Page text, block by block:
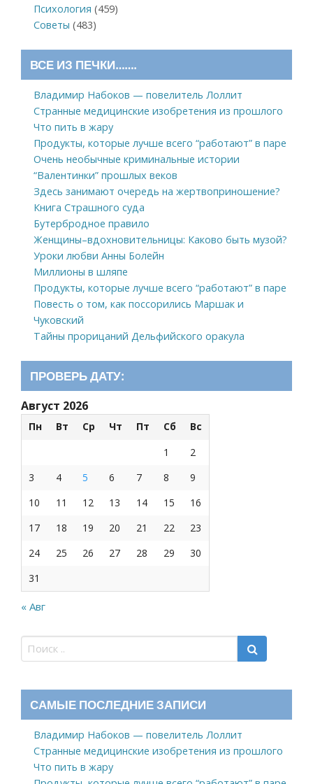
Психология (459)
Советы (483)
ВСЕ ИЗ ПЕЧКИ…….
Владимир Набоков — повелитель Лоллит
Странные медицинские изобретения из прошлого
Что пить в жару
Продукты, которые лучше всего “работают” в паре
Очень необычные криминальные истории
“Валентинки” прошлых веков
Здесь занимают очередь на жертвоприношение?
Книга Страшного суда
Бутербродное правило
Женщины–вдохновительницы: Каково быть музой?
Уроки любви Анны Болейн
Миллионы в шляпе
Продукты, которые лучше всего “работают” в паре
Повесть о том, как поссорились Маршак и
Чуковский
Тайны прорицаний Дельфийского оракула
ПРОВЕРЬ ДАТУ:
Август 2026
Пн Вт Ср Чт Пт Сб
Вс
1
2
3
4 5 6 7 8
9
10
11 12 13 14 15
16
17
18 19 20 21 22
23
24
25 26 27 28 29
30
31
« Авг
САМЫЕ ПОСЛЕДНИЕ ЗАПИСИ
Владимир Набоков — повелитель Лоллит
Странные медицинские изобретения из прошлого
Что пить в жару